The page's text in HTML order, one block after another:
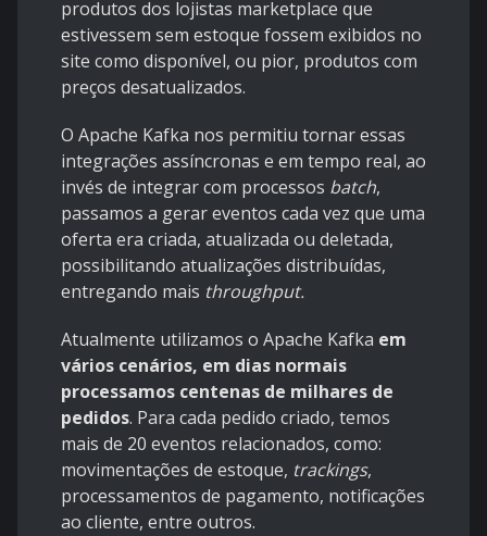
produtos dos lojistas marketplace que
estivessem sem estoque fossem exibidos no
site como disponível, ou pior, produtos com
preços desatualizados.
O Apache Kafka nos permitiu tornar essas
integrações assíncronas e em tempo real, ao
invés de integrar com processos batch,
passamos a gerar eventos cada vez que uma
oferta era criada, atualizada ou deletada,
possibilitando atualizações distribuídas,
entregando mais throughput.
Atualmente utilizamos o Apache Kafka em
vários cenários, em dias normais
processamos centenas de milhares de
pedidos. Para cada pedido criado, temos
mais de 20 eventos relacionados, como:
movimentações de estoque, trackings,
processamentos de pagamento, notificações
ao cliente, entre outros.